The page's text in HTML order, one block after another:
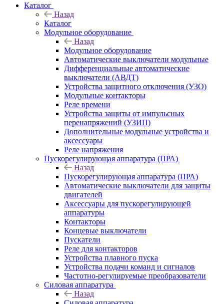
Каталог
Назад
Каталог
Модульное оборудование
Назад
Модульное оборудование
Автоматические выключатели модульные
Дифференциальные автоматические
выключатели (АВДТ)
Устройства защитного отключения (УЗО)
Модульные контакторы
Реле времени
Устройства защиты от импульсных
перенапряжений (УЗИП)
Дополнительные модульные устройства и
аксессуары
Реле напряжения
Пускорегулирующая аппаратура (ПРА)
Назад
Пускорегулирующая аппаратура (ПРА)
Автоматические выключатели для защиты
двигателей
Аксессуары для пускорегулирующей
аппаратуры
Контакторы
Концевые выключатели
Пускатели
Реле для контакторов
Устройства плавного пуска
Устройства подачи команд и сигналов
Частотно-регулируемые преобразователи
Силовая аппаратура
Назад